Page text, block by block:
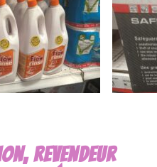
Revendeur